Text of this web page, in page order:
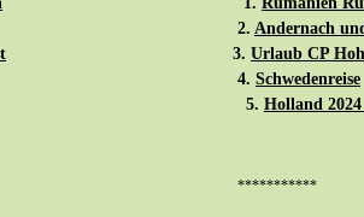
Andernach
3. Urlaub CP
Schwedenreise
Holland
***********